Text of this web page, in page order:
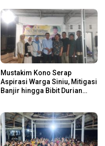
Mustakim Kono Serap
Aspirasi Warga Siniu, Mitigasi
Banjir hingga Bibit Durian